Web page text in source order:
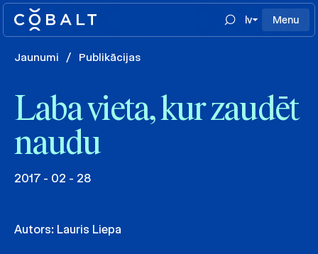
lv Menu
Jaunumi / Publikācijas
Laba vieta, kur zaudēt
naudu
2017 - 02 - 28
Autors: Lauris Liepa